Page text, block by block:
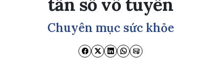
Chuyên mục sức khỏe